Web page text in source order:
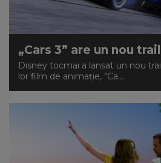
RADIO ACADEMY
CONTUL MEU
„Cars 3” are un nou
Disney tocmai a lansat un nou
lor film de animație, "Ca...